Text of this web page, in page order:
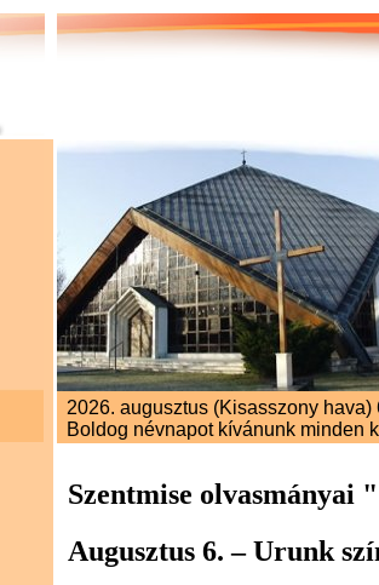
2026. augusztus (Kisasszony hava)
Boldog névnapot kívánunk minden
Szentmise olvasmányai
Augusztus 6. – Urunk